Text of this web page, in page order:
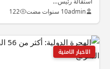
admin10 سنوات مضت 122
الاخبار الامنية